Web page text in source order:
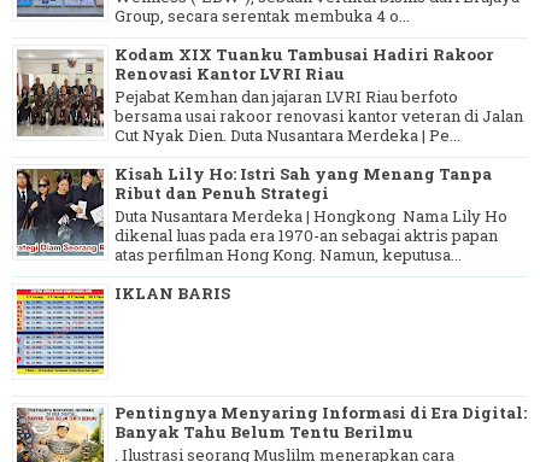
Group, secara serentak membuka 4 o...
Kodam XIX Tuanku Tambusai Hadiri Rakoor
Renovasi Kantor LVRI Riau
Pejabat Kemhan dan jajaran LVRI Riau berfoto
bersama usai rakoor renovasi kantor veteran di Jalan
Cut Nyak Dien. Duta Nusantara Merdeka | Pe...
Kisah Lily Ho: Istri Sah yang Menang Tanpa
Ribut dan Penuh Strategi
Duta Nusantara Merdeka | Hongkong Nama Lily Ho
dikenal luas pada era 1970-an sebagai aktris papan
atas perfilman Hong Kong. Namun, keputusa...
IKLAN BARIS
Pentingnya Menyaring Informasi di Era Digital:
Banyak Tahu Belum Tentu Berilmu
. Ilustrasi seorang Muslilm menerapkan cara